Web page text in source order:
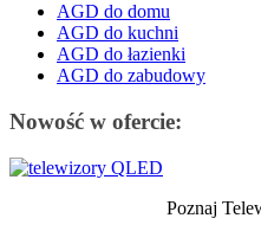
AGD do domu
AGD do kuchni
AGD do łazienki
AGD do zabudowy
Nowość w ofercie:
Poznaj